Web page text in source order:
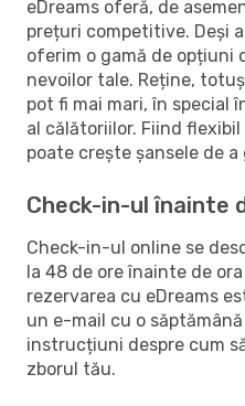
eDreams oferă, de
prețuri competitive. Deși
oferim o gamă de opțiuni
nevoilor tale. Reține,
pot fi mai mari, în special
al călătoriilor. Fiind
poate crește șansele de
Check-in-ul înainte
Check-in-ul online se
la 48 de ore înainte de
rezervarea cu eDreams
un e-mail cu o
instrucțiuni despre cum
zborul tău.